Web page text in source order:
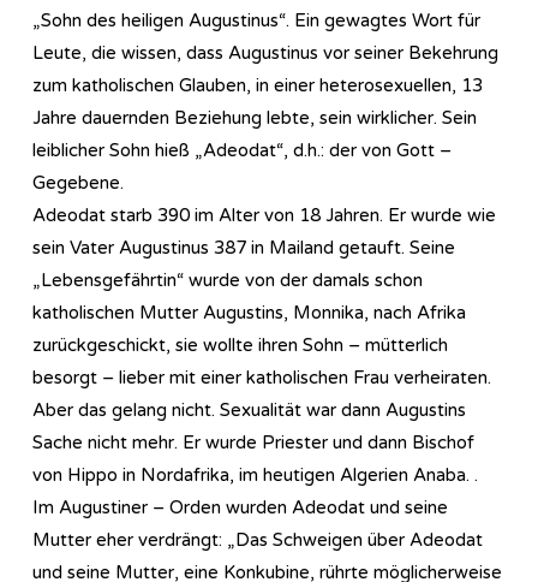
„Sohn des heiligen Augustinus“. Ein gewagtes Wort für
Leute, die wissen, dass Augustinus vor seiner Bekehrung
zum katholischen Glauben, in einer heterosexuellen, 13
Jahre dauernden Beziehung lebte, sein wirklicher. Sein
leiblicher Sohn hieß „Adeodat“, d.h.: der von Gott –
Gegebene.
Adeodat starb 390 im Alter von 18 Jahren. Er wurde wie
sein Vater Augustinus 387 in Mailand getauft. Seine
„Lebensgefährtin“ wurde von der damals schon
katholischen Mutter Augustins, Monnika, nach Afrika
zurückgeschickt, sie wollte ihren Sohn – mütterlich
besorgt – lieber mit einer katholischen Frau verheiraten.
Aber das gelang nicht. Sexualität war dann Augustins
Sache nicht mehr. Er wurde Priester und dann Bischof
von Hippo in Nordafrika, im heutigen Algerien Anaba. .
Im Augustiner – Orden wurden Adeodat und seine
Mutter eher verdrängt: „Das Schweigen über Adeodat
und seine Mutter, eine Konkubine, rührte möglicherweise